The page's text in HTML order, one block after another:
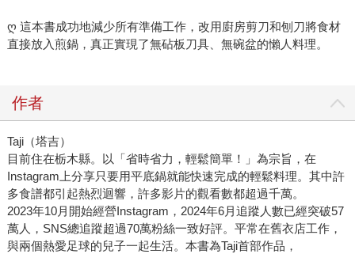
ღ 這本書成功地減少所有準備工作，改用廚房剪刀和刨刀將食材
直接放入煎鍋，真正實現了無砧板刀具、無碗盆的懶人料理。
作者
Taji（塔吉）
目前住在栃木縣。以「省時省力，輕鬆簡單！」為宗旨，在
Instagram上分享只要用平底鍋就能快速完成的輕鬆料理。其中許
多食譜都引起熱烈迴響，許多影片的觀看數都超過千萬。
2023年10月開始經營Instagram，2024年6月追蹤人數已經突破57
萬人，SNS總追蹤超過70萬粉絲一致好評。平常在舊衣店工作，
與兩個熱愛足球的兒子一起生活。本書為Taji首部作品，